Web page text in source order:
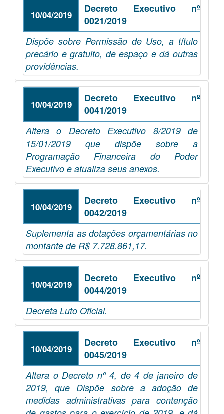
10/04/2019
Decreto Executivo nº
0021/2019
Dispõe sobre Permissão de Uso, a título
precário e gratuito, de espaço e dá outras
providências.
10/04/2019
Decreto Executivo nº
0041/2019
Altera o Decreto Executivo 8/2019 de
15/01/2019 que dispõe sobre a
Programação Financeira do Poder
Executivo e atualiza seus anexos.
10/04/2019
Decreto Executivo nº
0042/2019
Suplementa as dotações orçamentárias no
montante de R$ 7.728.861,17.
10/04/2019
Decreto Executivo nº
0044/2019
Decreta Luto Oficial.
10/04/2019
Decreto Executivo nº
0045/2019
Altera o Decreto nº 4, de 4 de janeiro de
2019, que Dispõe sobre a adoção de
medidas administrativas para contenção